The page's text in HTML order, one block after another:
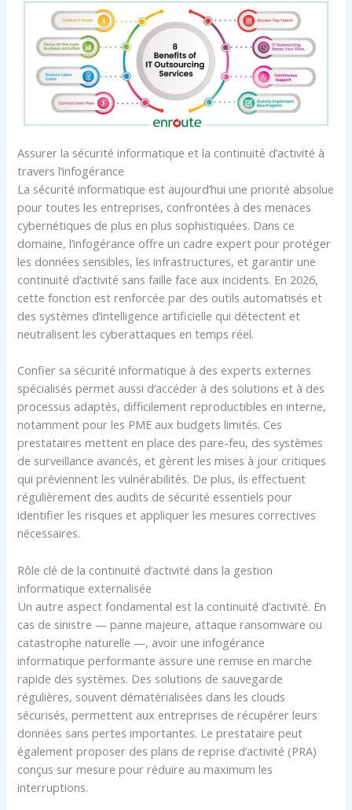
Assurer la sécurité informatique et la continuité d’activité à
travers l’infogérance
La sécurité informatique est aujourd’hui une priorité absolue
pour toutes les entreprises, confrontées à des menaces
cybernétiques de plus en plus sophistiquées. Dans ce
domaine, l’infogérance offre un cadre expert pour protéger
les données sensibles, les infrastructures, et garantir une
continuité d’activité sans faille face aux incidents. En 2026,
cette fonction est renforcée par des outils automatisés et
des systèmes d’intelligence artificielle qui détectent et
neutralisent les cyberattaques en temps réel.
Confier sa sécurité informatique à des experts externes
spécialisés permet aussi d’accéder à des solutions et à des
processus adaptés, difficilement reproductibles en interne,
notamment pour les PME aux budgets limités. Ces
prestataires mettent en place des pare-feu, des systèmes
de surveillance avancés, et gèrent les mises à jour critiques
qui préviennent les vulnérabilités. De plus, ils effectuent
régulièrement des audits de sécurité essentiels pour
identifier les risques et appliquer les mesures correctives
nécessaires.
Rôle clé de la continuité d’activité dans la gestion
informatique externalisée
Un autre aspect fondamental est la continuité d’activité. En
cas de sinistre — panne majeure, attaque ransomware ou
catastrophe naturelle —, avoir une infogérance
informatique performante assure une remise en marche
rapide des systèmes. Des solutions de sauvegarde
régulières, souvent dématérialisées dans les clouds
sécurisés, permettent aux entreprises de récupérer leurs
données sans pertes importantes. Le prestataire peut
également proposer des plans de reprise d’activité (PRA)
conçus sur mesure pour réduire au maximum les
interruptions.